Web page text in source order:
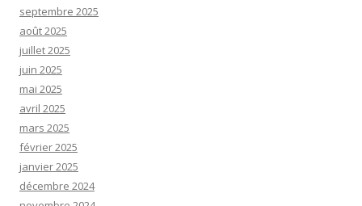
septembre 2025
août 2025
juillet 2025
juin 2025
mai 2025
avril 2025
mars 2025
février 2025
janvier 2025
décembre 2024